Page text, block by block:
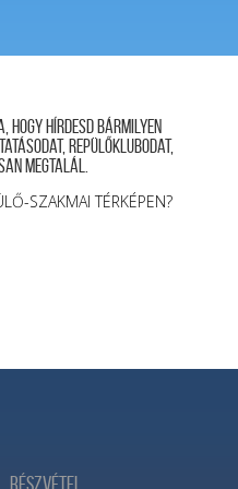
hogy hírdesd bármilyen
repülőklubodat,
megtalál.
SZAKMAI TÉRKÉPEN?
Részvétel